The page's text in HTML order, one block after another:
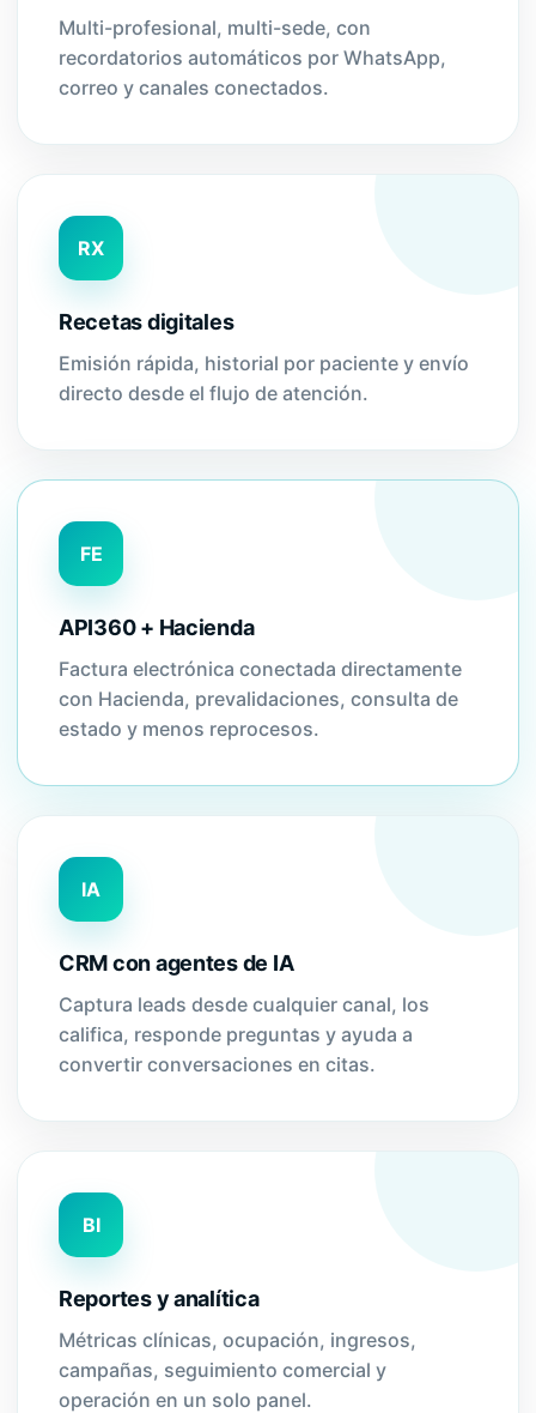
Multi-profesional, multi-sede, con
recordatorios automáticos por WhatsApp,
correo y canales conectados.
RX
Recetas digitales
Emisión rápida, historial por paciente y envío
directo desde el flujo de atención.
FE
API360 + Hacienda
Factura electrónica conectada directamente
con Hacienda, prevalidaciones, consulta de
estado y menos reprocesos.
IA
CRM con agentes de IA
Captura leads desde cualquier canal, los
califica, responde preguntas y ayuda a
convertir conversaciones en citas.
BI
Reportes y analítica
Métricas clínicas, ocupación, ingresos,
campañas, seguimiento comercial y
operación en un solo panel.